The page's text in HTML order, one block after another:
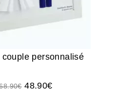
couple personnalisé
€ 48.90€